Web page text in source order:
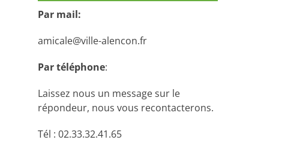
Par mail:
amicale@ville-alencon.fr
Par téléphone:
Laissez nous un message sur le
répondeur, nous vous recontacterons.
Tél : 02.33.32.41.65